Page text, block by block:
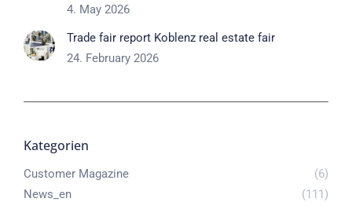
4. May 2026
Trade fair report Koblenz real estate fair
24. February 2026
Kategorien
Customer Magazine
(6)
News_en
(111)